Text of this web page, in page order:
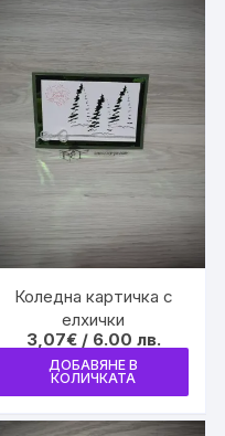
variants.
options
may
be
chosen
product
page
Коледна картичка с
елхички
3,07€ / 6.00 лв.
ДОБАВЯНЕ В
КОЛИЧКАТА